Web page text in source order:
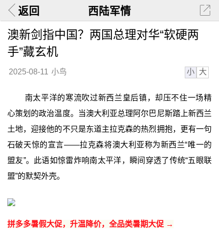
返回 西陆军情
澳新剑指中国？两国总理对华“软硬两
手”藏玄机
2025-08-11 小鸟 小 大
南太平洋的寒流吹过新西兰皇后镇，却压不住一场精
心策划的政治温度。当澳大利亚总理阿尔巴尼斯踏上新西兰
土地，迎接他的不只是东道主拉克森的热烈拥抱，更有一句
石破天惊的宣言——拉克森将澳大利亚称为新西兰“唯一的
盟友”。此语如惊雷炸响南太平洋，瞬间穿透了传统“五眼联
盟”的默契外壳。
拼多多暑假大促，升温降价，全品类暑期大促 →